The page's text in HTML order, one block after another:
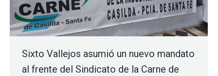
Sixto Vallejos asumió un nuevo mandato
al frente del Sindicato de la Carne de